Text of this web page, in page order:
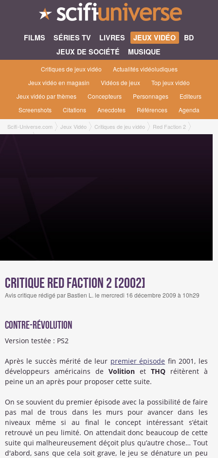
FILMS SÉRIES TV LIVRES JEUX VIDÉO
BD
JEUX DE SOCIÉTÉ
MUSIQUE
Critiques de jeux vidéo
Actualités vidéoludiques
Jeux vidéo en magasin
Vidéos de jeux
Top jeux vidéo
Jeux vidéo par thèmes
Concepteurs Personnages
Editeurs
Screenshots
Citations Anecdotes Références Agenda
Scifi-Universe.com Jeux Vidéo Critiques de jeu vidéo
Red Faction 2
Bastien L.
Critique Red Faction 2 [2002]
Avis critique rédigé par Bastien L. le mercredi 16 décembre 2009 à 10h29
Contre-révolution
Version testée : PS2
Après le succès mérité de leur premier épisode fin 2001, les
développeurs américains de Volitionet THQréitèrent à
peine un an après pour proposer cette suite.
On se souvient du premier épisode avec la possibilité de faire
pas mal de trous dans les murs pour avancer dans les
niveaux même si au final le concept intéressant s’était
retrouvé un peu limité. On attendait donc beaucoup de cette
suite qui malheureusement déçoit plus qu’autre chose… Tout
d'abord, sans que cela soit grave, le jeu se dénature un peu